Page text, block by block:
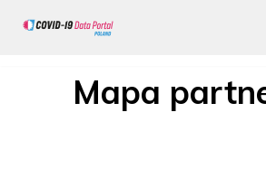
Mapa